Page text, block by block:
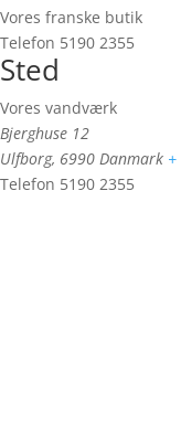
Vores franske butik
Telefon 5190 2355
Sted
Vores vandværk
Bjerghuse 12
Ulfborg, 6990 Danmark +
Telefon 5190 2355